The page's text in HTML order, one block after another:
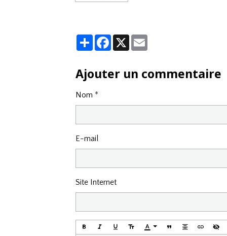
PartagerFacebook
X
Ajouter un commentaire
Nom
E-mail
Site Internet